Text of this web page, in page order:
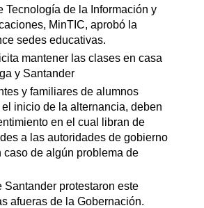
Tecnología de la Información y
MinTIC, aprobó la
sedes educativas.
mantener las clases en casa
y Santander
y familiares de alumnos
inicio de la alternancia, deben
en el cual libran de
a las autoridades de gobierno
caso de algún problema de
Santander protestaron este
afueras de la Gobernación.